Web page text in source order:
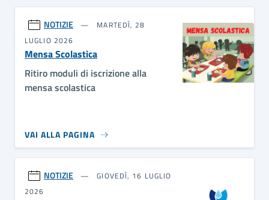
NOTIZIE
MARTEDÌ, 28
LUGLIO 2026
Mensa Scolastica
Ritiro moduli di iscrizione alla
mensa scolastica
VAI ALLA PAGINA
NOTIZIE
GIOVEDÌ, 16 LUGLIO
2026